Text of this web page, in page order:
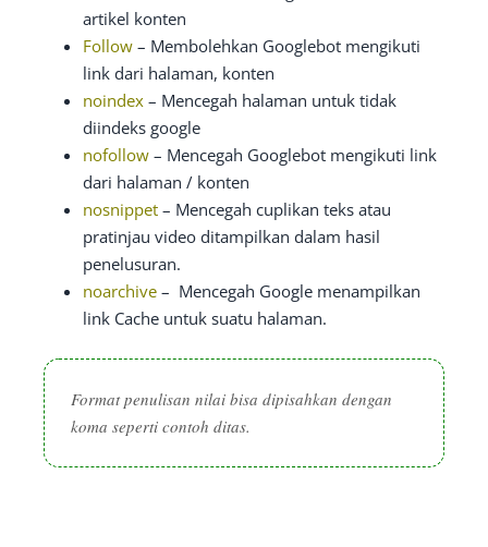
artikel konten
Follow – Membolehkan Googlebot mengikuti
link dari halaman, konten
noindex – Mencegah halaman untuk tidak
diindeks google
nofollow – Mencegah Googlebot mengikuti link
dari halaman / konten
nosnippet – Mencegah cuplikan teks atau
pratinjau video ditampilkan dalam hasil
penelusuran.
noarchive – Mencegah Google menampilkan
link Cache untuk suatu halaman.
Format penulisan nilai bisa dipisahkan dengan
koma seperti contoh ditas.